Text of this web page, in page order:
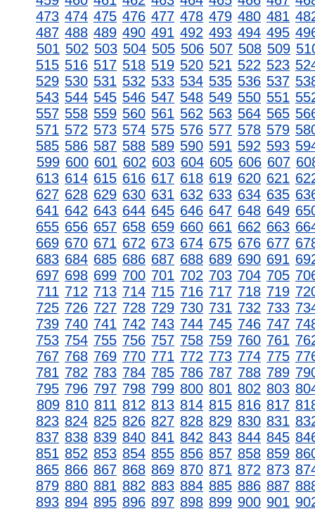
473 474 475 476 477 478 479 480 481
487 488 489 490 491 492 493 494 495
501 502 503 504 505 506 507 508 509
515 516 517 518 519 520 521 522 523
529 530 531 532 533 534 535 536 537
543 544 545 546 547 548 549 550 551
557 558 559 560 561 562 563 564 565
571 572 573 574 575 576 577 578 579
585 586 587 588 589 590 591 592 593
599 600 601 602 603 604 605 606 607
613 614 615 616 617 618 619 620 621
627 628 629 630 631 632 633 634 635
641 642 643 644 645 646 647 648 649
655 656 657 658 659 660 661 662 663
669 670 671 672 673 674 675 676 677
683 684 685 686 687 688 689 690 691
697 698 699 700 701 702 703 704 705
711 712 713 714 715 716 717 718 719
725 726 727 728 729 730 731 732 733
739 740 741 742 743 744 745 746 747
753 754 755 756 757 758 759 760 761
767 768 769 770 771 772 773 774 775
781 782 783 784 785 786 787 788 789
795 796 797 798 799 800 801 802 803
809 810 811 812 813 814 815 816 817
823 824 825 826 827 828 829 830 831
837 838 839 840 841 842 843 844 845
851 852 853 854 855 856 857 858 859
865 866 867 868 869 870 871 872 873
879 880 881 882 883 884 885 886 887
893 894 895 896 897 898 899 900 901